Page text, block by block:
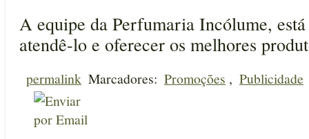
A equipe da Perfumaria Incólume,
atendê-lo e oferecer os melhores
permalink Marcadores: Promoções , Publicidade